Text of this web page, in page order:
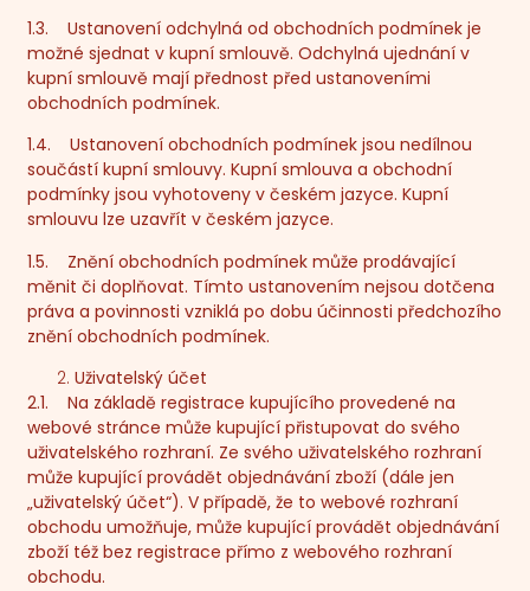
1.3. Ustanovení odchylná od obchodních podmínek je
možné sjednat v kupní smlouvě. Odchylná ujednání v
kupní smlouvě mají přednost před ustanoveními
obchodních podmínek.
1.4. Ustanovení obchodních podmínek jsou nedílnou
součástí kupní smlouvy. Kupní smlouva a obchodní
podmínky jsou vyhotoveny v českém jazyce. Kupní
smlouvu lze uzavřít v českém jazyce.
1.5. Znění obchodních podmínek může prodávající
měnit či doplňovat. Tímto ustanovením nejsou dotčena
práva a povinnosti vzniklá po dobu účinnosti předchozího
znění obchodních podmínek.
Uživatelský účet
2.1. Na základě registrace kupujícího provedené na
webové stránce může kupující přistupovat do svého
uživatelského rozhraní. Ze svého uživatelského rozhraní
může kupující provádět objednávání zboží (dále jen
„uživatelský účet“). V případě, že to webové rozhraní
obchodu umožňuje, může kupující provádět objednávání
zboží též bez registrace přímo z webového rozhraní
obchodu.